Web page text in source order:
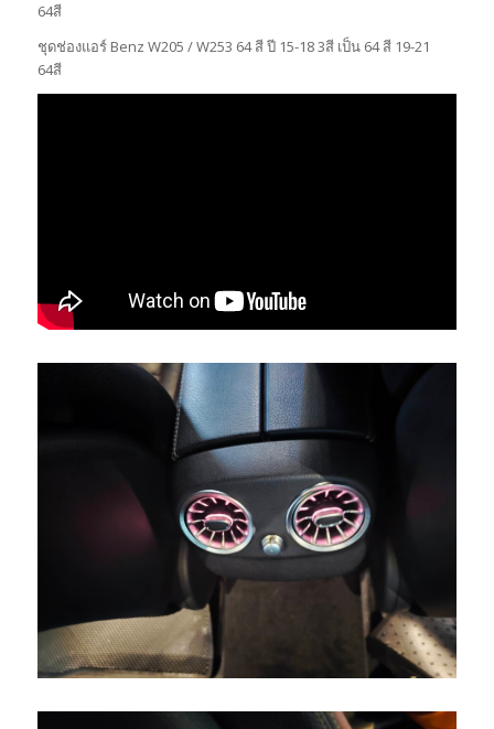
64สี
ชุดช่องแอร์ Benz W205 / W253 64 สี ปี 15-18 3สี เป็น 64 สี 19-21
64สี